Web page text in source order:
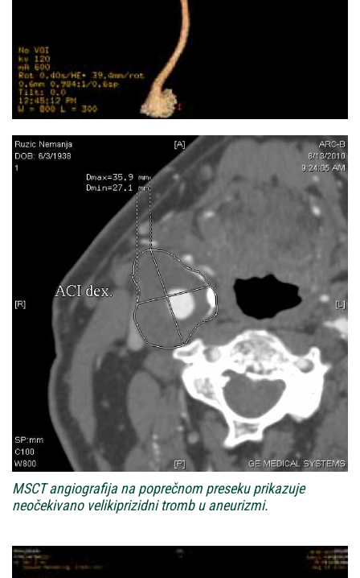
MSCT angiografija na poprečnom preseku prikazuje
neočekivano velikiprizidni tromb u aneurizmi.